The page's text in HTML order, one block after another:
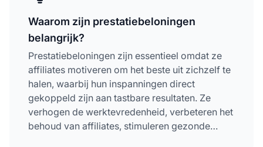
Waarom zijn prestatiebeloningen
belangrijk?
Prestatiebeloningen zijn essentieel omdat ze
affiliates motiveren om het beste uit zichzelf te
halen, waarbij hun inspanningen direct
gekoppeld zijn aan tastbare resultaten. Ze
verhogen de werktevredenheid, verbeteren het
behoud van affiliates, stimuleren gezonde